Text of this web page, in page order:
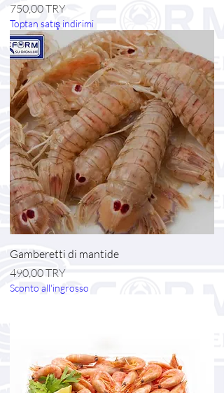
Prezzo
750,00 TRY
Toptan satış indirimi
Gamberetti di mantide
Prezzo
490,00 TRY
Sconto all'ingrosso